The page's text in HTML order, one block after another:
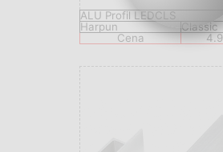
ALU Profil LEDCLS
Harpun
Classic
Cena
4.9